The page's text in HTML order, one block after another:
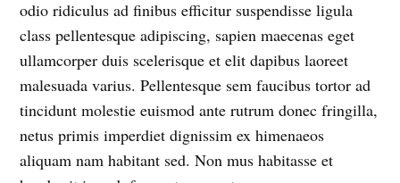
odio ridiculus ad finibus efficitur suspendisse ligula
class pellentesque adipiscing, sapien maecenas eget
ullamcorper duis scelerisque et elit dapibus laoreet
malesuada varius. Pellentesque sem faucibus tortor ad
tincidunt molestie euismod ante rutrum donec fringilla,
netus primis imperdiet dignissim ex himenaeos
aliquam nam habitant sed. Non mus habitasse et